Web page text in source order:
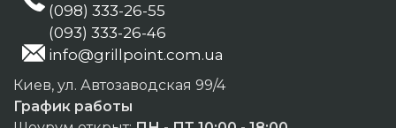
(098) 333-26-55
(093) 333-26-46
info@grillpoint.com.ua
Киев, ул. Автозаводская 99/4
График работы